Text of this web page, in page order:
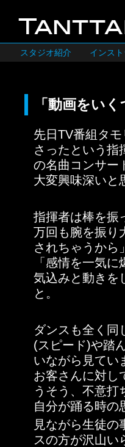
スタジオ紹介 インス
「動画をいく
先日TV番組タ
さったという指
の名曲コンサー
大変興味深いと
指揮者は棒を振
万回も腕を振り
されちゃうから
「感情を一気
気込みと動きを
と。
ダンスも全く同
(スピード)や踏
いながら見てい
お客さんに対し
うそう、不意打
自分が踊る時の
見ながら生徒の
スの方が沢山い